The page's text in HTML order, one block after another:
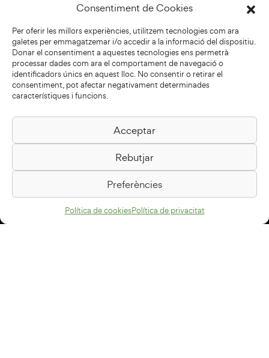
Consentiment de Cookies
Per oferir les millors experiències, utilitzem tecnologies com ara
galetes per emmagatzemar i/o accedir a la informació del dispositiu.
Donar el consentiment a aquestes tecnologies ens permetrà
processar dades com ara el comportament de navegació o
identificadors únics en aquest lloc. No consentir o retirar el
consentiment, pot afectar negativament determinades
característiques i funcions.
Acceptar
Rebutjar
Preferències
Política de cookiesPolítica de privacitat
Biblioteca Pilarin Bayés
Passeig de la Generalitat, 1
08500 Vic